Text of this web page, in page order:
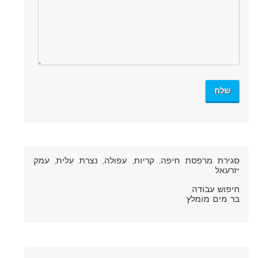
סגירת מרפסת חיפה, קריות, עפולה, נצרת עלית, עמק
יזרעאל
חיפוש עבודה
בר מים מומלץ